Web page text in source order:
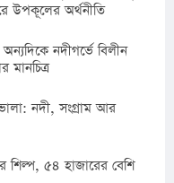
উপকূলের অর্থনীতি
নদীগর্ভে বিলীন
নদী, সংগ্রাম আর
শিল্প, ৫৪ হাজারের বেশি